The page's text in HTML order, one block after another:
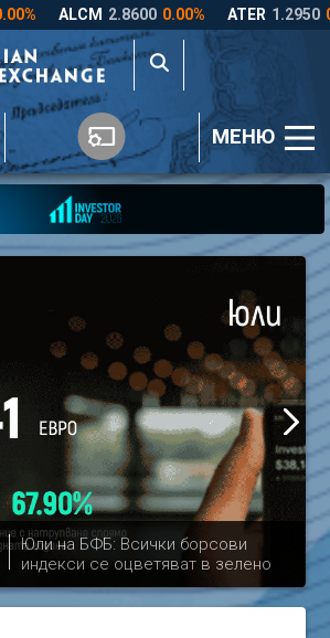
МЕНЮ
Юли на БФБ: Всички борсови
индекси се оцветяват в зелено